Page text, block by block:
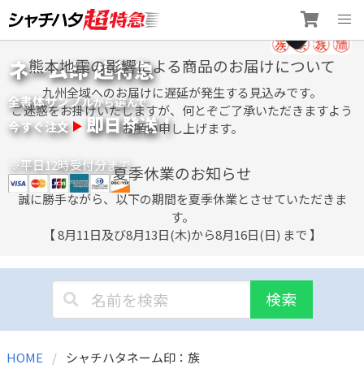
to
content
ネーム印 超特急
全書体サンプルから選んで
今すぐ注文 即日発送！
※平日12時受付分まで
熊本地震の影響による商品のお届けについて
九州全域へのお届けに遅延が発生する見込みです。
ご迷惑をお掛けいたしますが、何とぞご了承いただきますよう
お願い申し上げます。
夏季休業のお知らせ
誠に勝手ながら、以下の期間を夏季休業とさせていただきま
す。
【 8月11日及び8月13日(木)から8月16日(日) まで 】
検索
HOME シャチハタネーム印：族